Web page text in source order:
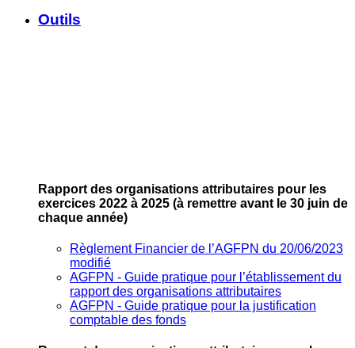
Outils
Rapport des organisations attributaires pour les
exercices 2022 à 2025 (à remettre avant le 30 juin de
chaque année)
Règlement Financier de l’AGFPN du 20/06/2023
modifié
AGFPN ‐ Guide pratique pour l’établissement du
rapport des organisations attributaires
AGFPN ‐ Guide pratique pour la justification
comptable des fonds